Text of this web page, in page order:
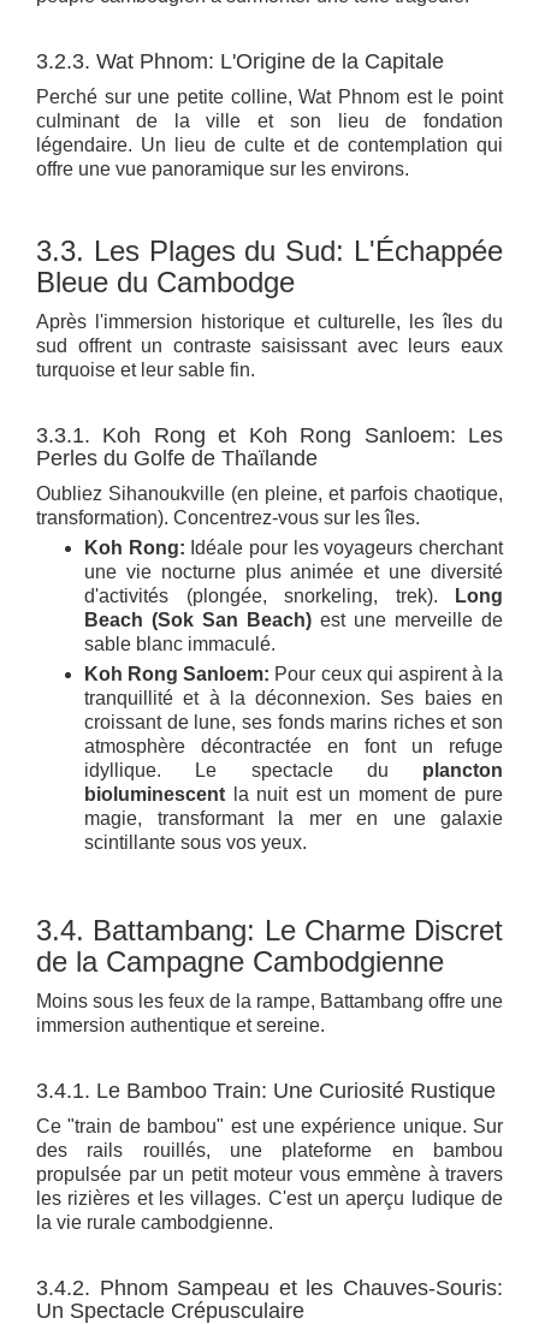
3.2.3. Wat Phnom: L'Origine de la Capitale
Perché sur une petite colline, Wat Phnom est le point
culminant de la ville et son lieu de fondation
légendaire. Un lieu de culte et de contemplation qui
offre une vue panoramique sur les environs.
3.3. Les Plages du Sud: L'Échappée
Bleue du Cambodge
Après l'immersion historique et culturelle, les îles du
sud offrent un contraste saisissant avec leurs eaux
turquoise et leur sable fin.
3.3.1. Koh Rong et Koh Rong Sanloem: Les
Perles du Golfe de Thaïlande
Oubliez Sihanoukville (en pleine, et parfois chaotique,
transformation). Concentrez-vous sur les îles.
Koh Rong: Idéale pour les voyageurs cherchant
une vie nocturne plus animée et une diversité
d'activités (plongée, snorkeling, trek).
Long
Beach (Sok San Beach) est une merveille de
sable blanc immaculé.
Koh Rong Sanloem: Pour ceux qui aspirent à la
tranquillité et à la déconnexion. Ses baies en
croissant de lune, ses fonds marins riches et son
atmosphère décontractée en font un refuge
idyllique. Le spectacle du plancton
bioluminescent la nuit est un moment de pure
magie, transformant la mer en une galaxie
scintillante sous vos yeux.
3.4. Battambang: Le Charme Discret
de la Campagne Cambodgienne
Moins sous les feux de la rampe, Battambang offre une
immersion authentique et sereine.
3.4.1. Le Bamboo Train: Une Curiosité Rustique
Ce "train de bambou" est une expérience unique. Sur
des rails rouillés, une plateforme en bambou
propulsée par un petit moteur vous emmène à travers
les rizières et les villages. C'est un aperçu ludique de
la vie rurale cambodgienne.
3.4.2. Phnom Sampeau et les Chauves-Souris:
Un Spectacle Crépusculaire